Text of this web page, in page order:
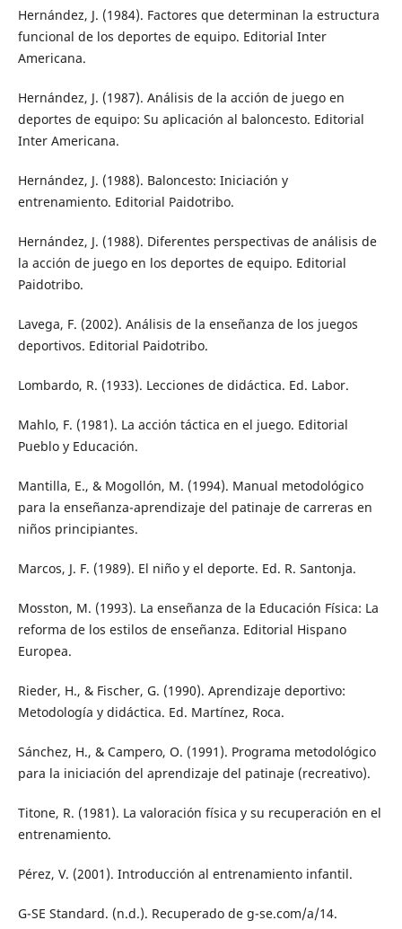
Hernández, J. (1984). Factores que determinan la estructura
funcional de los deportes de equipo. Editorial Inter
Americana.
Hernández, J. (1987). Análisis de la acción de juego en
deportes de equipo: Su aplicación al baloncesto. Editorial
Inter Americana.
Hernández, J. (1988). Baloncesto: Iniciación y
entrenamiento. Editorial Paidotribo.
Hernández, J. (1988). Diferentes perspectivas de análisis de
la acción de juego en los deportes de equipo. Editorial
Paidotribo.
Lavega, F. (2002). Análisis de la enseñanza de los juegos
deportivos. Editorial Paidotribo.
Lombardo, R. (1933). Lecciones de didáctica. Ed. Labor.
Mahlo, F. (1981). La acción táctica en el juego. Editorial
Pueblo y Educación.
Mantilla, E., & Mogollón, M. (1994). Manual metodológico
para la enseñanza-aprendizaje del patinaje de carreras en
niños principiantes.
Marcos, J. F. (1989). El niño y el deporte. Ed. R. Santonja.
Mosston, M. (1993). La enseñanza de la Educación Física: La
reforma de los estilos de enseñanza. Editorial Hispano
Europea.
Rieder, H., & Fischer, G. (1990). Aprendizaje deportivo:
Metodología y didáctica. Ed. Martínez, Roca.
Sánchez, H., & Campero, O. (1991). Programa metodológico
para la iniciación del aprendizaje del patinaje (recreativo).
Titone, R. (1981). La valoración física y su recuperación en el
entrenamiento.
Pérez, V. (2001). Introducción al entrenamiento infantil.
G-SE Standard. (n.d.). Recuperado de g-se.com/a/14.